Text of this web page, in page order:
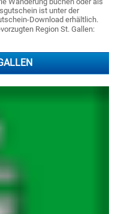
ist unter der
Download erhältlich.
Region St. Gallen: